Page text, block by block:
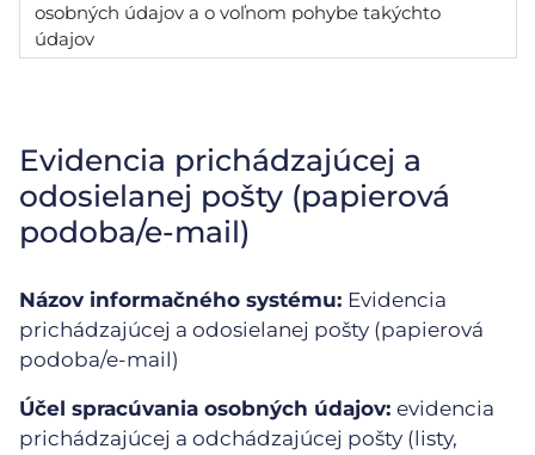
osobných údajov a o voľnom pohybe takýchto
údajov
Evidencia prichádzajúcej a
odosielanej pošty (papierová
podoba/e-mail)
Názov informačného systému: Evidencia
prichádzajúcej a odosielanej pošty (papierová
podoba/e-mail)
Účel spracúvania osobných údajov: evidencia
prichádzajúcej a odchádzajúcej pošty (listy,